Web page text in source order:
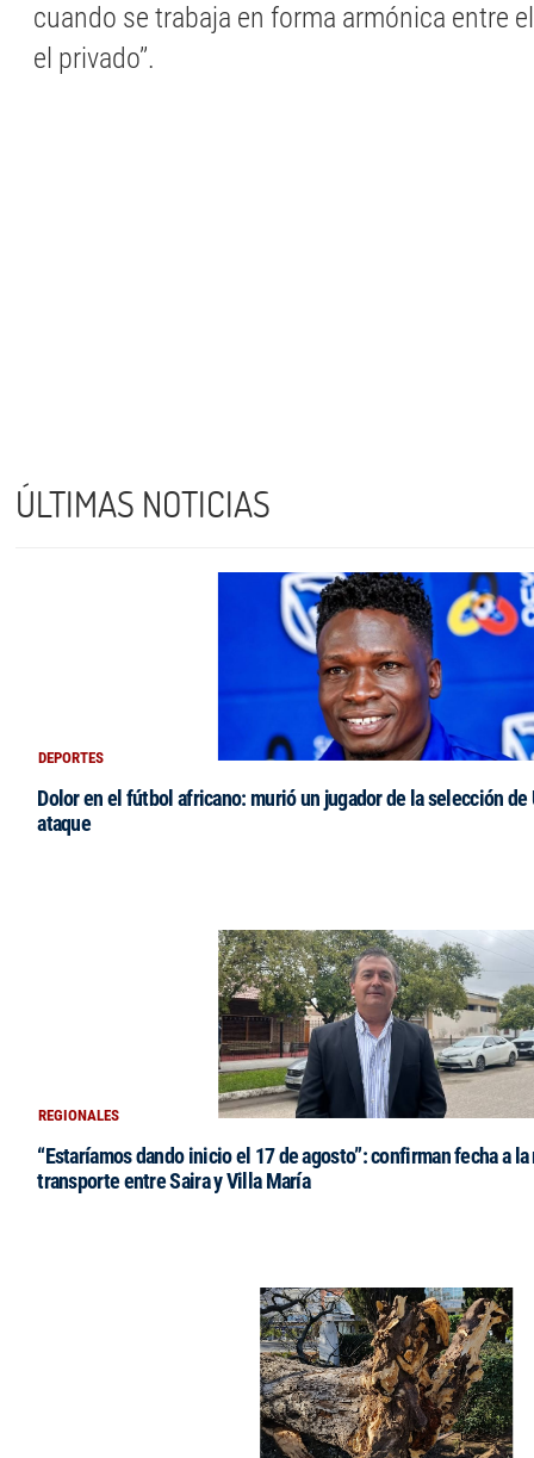
cuando se trabaja en forma armónica entre
el privado’’.
ÚLTIMAS NOTICIAS
DEPORTES
Dolor en el fútbol africano: murió un jugador de la selección
ataque
REGIONALES
“Estaríamos dando inicio el 17 de agosto”: confirman fecha a
transporte entre Saira y Villa María